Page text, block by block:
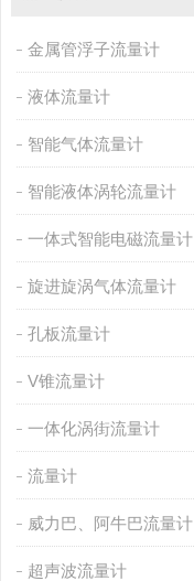
金属管浮子流量计
液体流量计
智能气体流量计
智能液体涡轮流量计
一体式智能电磁流量计
旋进旋涡气体流量计
孔板流量计
V锥流量计
一体化涡街流量计
流量计
威力巴、阿牛巴流量计
超声波流量计